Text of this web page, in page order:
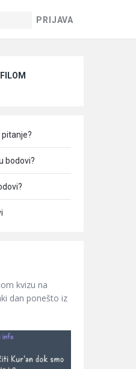
PRIJAVA
pitanje?
bodovi?
kvizu na
dan ponešto iz